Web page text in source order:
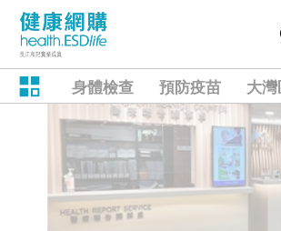
身體檢查 預防疫苗 大